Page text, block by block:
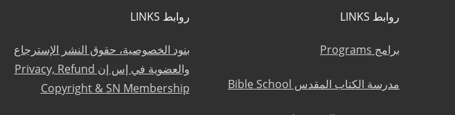
روابط LINKS
برامج Programs
مدرسة الكتاب المقدس Bible School
روابط LINKS
بنود الخصوصية، حقوق النشر الإسترجاع
والعضوية في إس إن Privacy, Refund
Copyright & SN Membership